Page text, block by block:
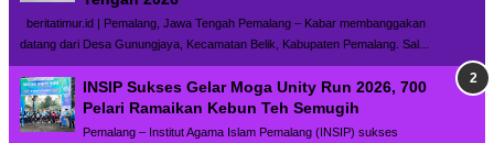
beritatimur.id | Pemalang, Jawa Tengah Pemalang – Kabar membanggakan
datang dari Desa Gunungjaya, Kecamatan Belik, Kabupaten Pemalang. Sal...
INSIP Sukses Gelar Moga Unity Run 2026, 700
Pelari Ramaikan Kebun Teh Semugih
Pemalang – Institut Agama Islam Pemalang (INSIP) sukses